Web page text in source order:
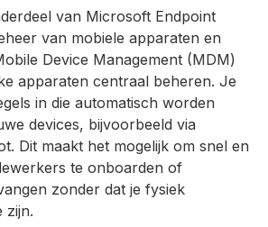
van Microsoft Endpoint
van mobiele apparaten en
Device Management (MDM)
apparaten centraal beheren. Je
in die automatisch worden
devices, bijvoorbeeld via
Dit maakt het mogelijk om snel en
te onboarden of
zonder dat je fysiek
zijn.